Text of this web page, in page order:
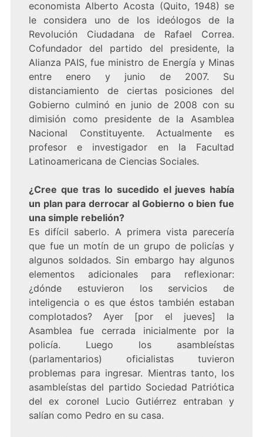
economista Alberto Acosta (Quito, 1948) se
le considera uno de los ideólogos de la
Revolución Ciudadana de Rafael Correa.
Cofundador del partido del presidente, la
Alianza PAIS, fue ministro de Energía y Minas
entre enero y junio de 2007. Su
distanciamiento de ciertas posiciones del
Gobierno culminó en junio de 2008 con su
dimisión como presidente de la Asamblea
Nacional Constituyente. Actualmente es
profesor e investigador en la Facultad
Latinoamericana de Ciencias Sociales.
¿Cree que tras lo sucedido el jueves había
un plan para derrocar al Gobierno o bien fue
una simple rebelión?
Es difícil saberlo. A primera vista parecería
que fue un motín de un grupo de policías y
algunos soldados. Sin embargo hay algunos
elementos adicionales para reflexionar:
¿dónde estuvieron los servicios de
inteligencia o es que éstos también estaban
complotados? Ayer [por el jueves] la
Asamblea fue cerrada inicialmente por la
policía. Luego los asambleístas
(parlamentarios) oficialistas tuvieron
problemas para ingresar. Mientras tanto, los
asambleístas del partido Sociedad Patriótica
del ex coronel Lucio Gutiérrez entraban y
salían como Pedro en su casa.